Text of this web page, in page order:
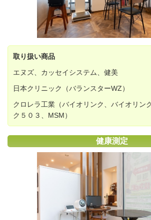
取り扱い商品
エヌズ、カッセイシステム、健美
日本クリニック（バランスターWZ）
クロレラ工業（バイオリンク、バイオリン
ク５０３、MSM）
健康測定